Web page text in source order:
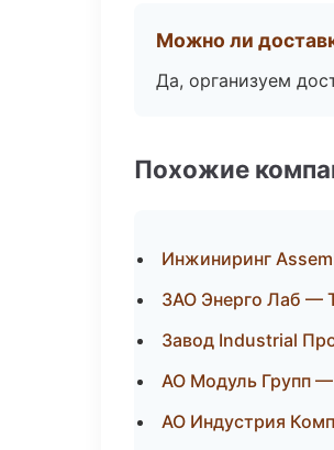
Можно ли
Да, организуем
Похожие
Инжиниринг
ЗАО Энерго Лаб —
Завод Industrial
АО Модуль Групп —
АО Индустрия